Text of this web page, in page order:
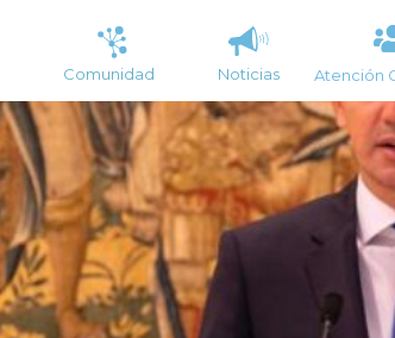
Comunidad Noticias Atención